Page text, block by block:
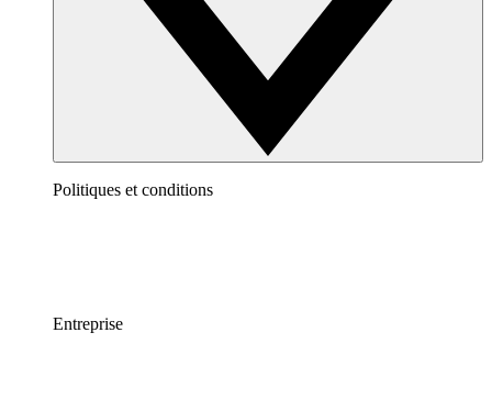
Politiques et conditions
Entreprise